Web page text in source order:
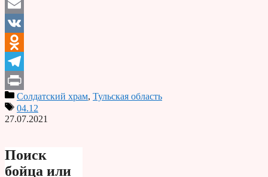
Email
VK
Odnoklassniki
Telegram
PrintСолдатский храм, Тульская область
04.12
27.07.2021
Поиск
бойца или